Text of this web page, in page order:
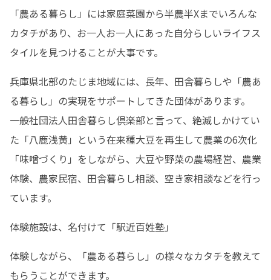
「農ある暮らし」には家庭菜園から半農半Xまでいろんな
カタチがあり、お一人お一人にあった自分らしいライフス
タイルを見つけることが大事です。
兵庫県北部のたじま地域には、長年、田舎暮らしや「農あ
る暮らし」の実現をサポートしてきた団体があります。
一般社団法人田舎暮らし倶楽部と言って、絶滅しかけてい
た「八鹿浅黄」という在来種大豆を再生して農業の6次化
「味噌づくり」をしながら、大豆や野菜の農場経営、農業
体験、農家民宿、田舎暮らし相談、空き家相談などを行っ
ています。
体験施設は、名付けて「駅近百姓塾」
体験しながら、「農ある暮らし」の様々なカタチを教えて
もらうことができます。